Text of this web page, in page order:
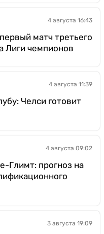
4 августа 16:43
матч третьего
Лиги чемпионов
4 августа 11:39
Челси готовит
4 августа 09:02
Глимт: прогноз на
3 августа 19:09